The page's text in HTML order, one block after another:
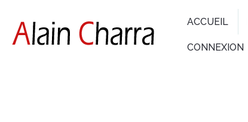
ACCUEIL
CONNEXION